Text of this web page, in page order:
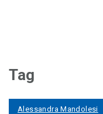
Tag
Alessandra Mandolesi